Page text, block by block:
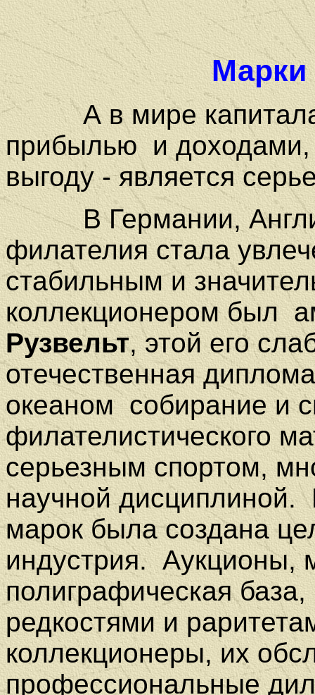
Марки
А в мире капитала
прибылью и доходами,
выгоду - является
В Германии,
филателия стала
стабильным и
коллекционером был
Рузвельт, этой его
отечественная
океаном собирание и
филателистического
серьезным спортом,
научной дисциплиной.
марок была создана
индустрия. Аукционы,
полиграфическая
редкостями и
коллекционеры, их
профессиональные